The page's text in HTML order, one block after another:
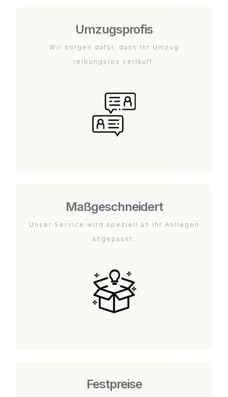
Umzugsprofis
Wir sorgen dafür, dass Ihr Umzug
reibungslos verläuft.
Maßgeschneidert
Unser Service wird speziell an Ihr Anliegen
angepasst.
Festpreise